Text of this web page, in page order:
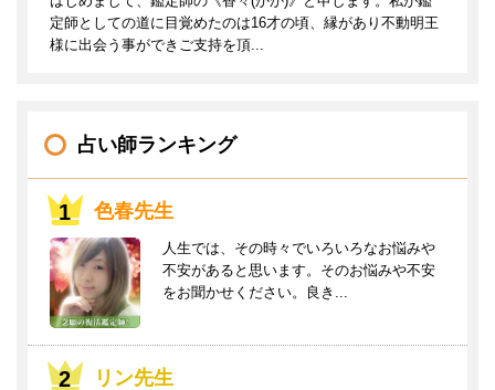
定師としての道に目覚めたのは16才の頃、縁があり不動明王
様に出会う事ができご支持を頂...
占い師ランキング
色春先生
人生では、その時々でいろいろなお悩みや
不安があると思います。そのお悩みや不安
をお聞かせください。良き...
リン先生